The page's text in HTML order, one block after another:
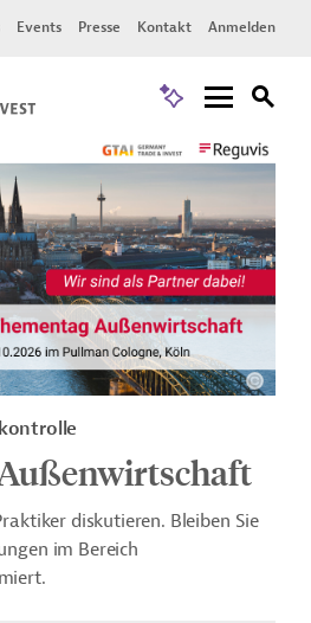
Events Presse Kontakt Anmelden
diskutieren. Bleiben Sie
im Bereich